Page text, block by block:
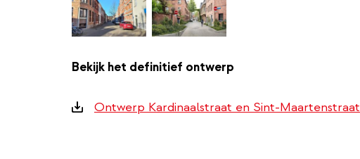
Bekijk het definitief ontwerp
Downloads
Ontwerp Kardinaalstraat en Sint-Maartenstraat